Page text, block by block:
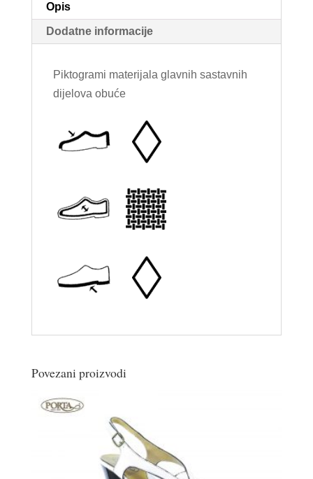
Opis
Dodatne informacije
Piktogrami materijala glavnih sastavnih
dijelova obuće
Povezani proizvodi